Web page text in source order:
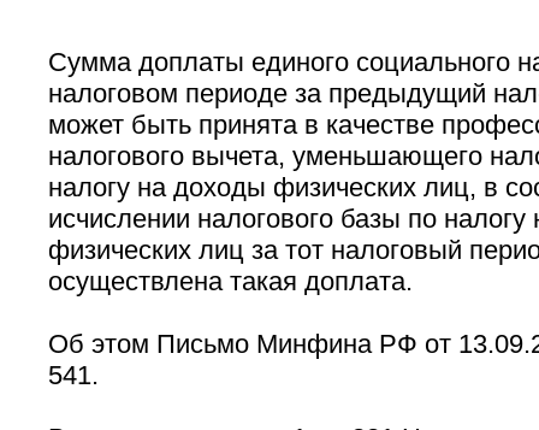
Сумма доплаты единого социального
налоговом периоде за предыдущий
может быть принята в качестве
налогового вычета, уменьшающего
налогу на доходы физических лиц, в
исчислении налогового базы по
физических лиц за тот налоговый
осуществлена такая доплата.
Об этом Письмо Минфина РФ от
541.